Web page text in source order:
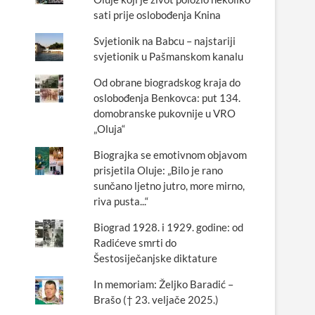
sati prije oslobođenja Knina
Svjetionik na Babcu – najstariji
svjetionik u Pašmanskom kanalu
Od obrane biogradskog kraja do
oslobođenja Benkovca: put 134.
domobranske pukovnije u VRO
„Oluja“
Biograjka se emotivnom objavom
prisjetila Oluje: „Bilo je rano
sunčano ljetno jutro, more mirno,
riva pusta...“
Biograd 1928. i 1929. godine: od
Radićeve smrti do
Šestosiječanjske diktature
In memoriam: Željko Baradić –
Brašo († 23. veljače 2025.)